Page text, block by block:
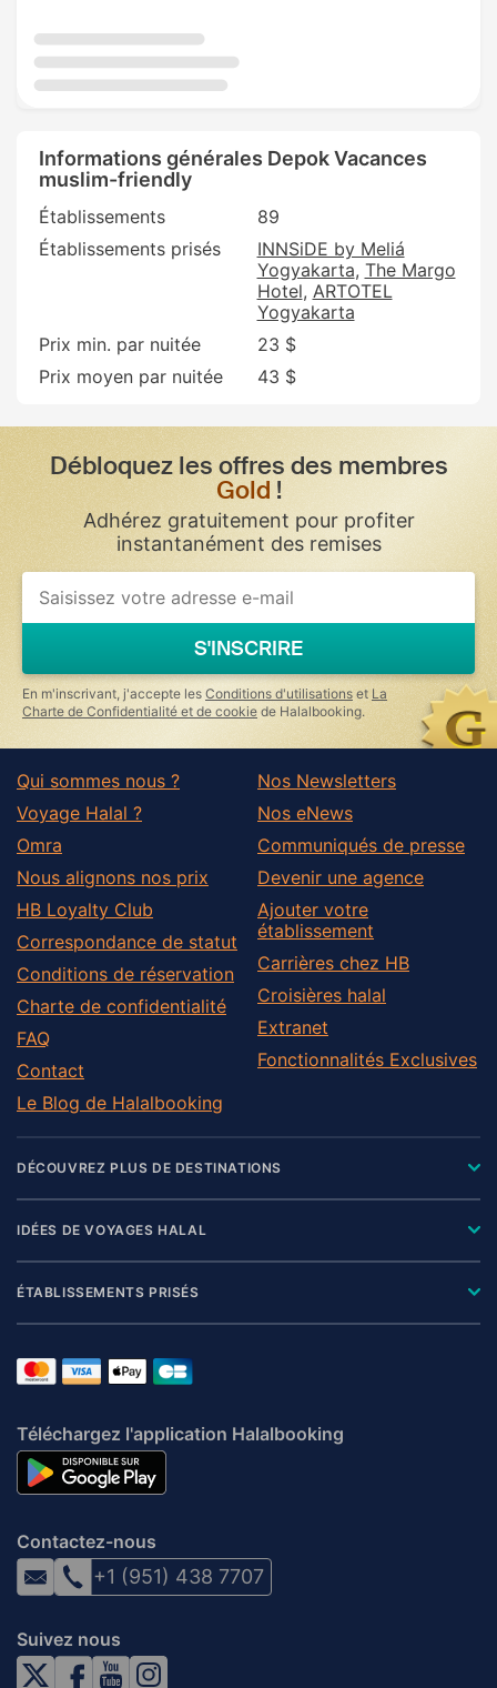
Informations générales Depok Vacances
muslim-friendly
Établissements
89
Établissements prisés
INNSiDE by Meliá
Yogyakarta The Margo
Hotel ARTOTEL
Yogyakarta
Prix min. par nuitée
23 $
Prix moyen par nuitée
43 $
Débloquez les offres des membres
Gold !
Adhérez gratuitement pour profiter
instantanément des remises
S'INSCRIRE
En m'inscrivant, j'accepte les Conditions d'utilisations et La
Charte de Confidentialité et de cookie de Halalbooking.
Qui sommes nous ?
Voyage Halal ?
Omra
Nous alignons nos prix
HB Loyalty Club
Correspondance de statut
Conditions de réservation
Charte de confidentialité
FAQ
Contact
Le Blog de Halalbooking
Nos Newsletters
Nos eNews
Communiqués de presse
Devenir une agence
Ajouter votre
établissement
Carrières chez HB
Croisières halal
Extranet
Fonctionnalités Exclusives
DÉCOUVREZ PLUS DE DESTINATIONS
IDÉES DE VOYAGES HALAL
ÉTABLISSEMENTS PRISÉS
Téléchargez l'application Halalbooking
Contactez-nous
+1 (951) 438 7707
Suivez nous